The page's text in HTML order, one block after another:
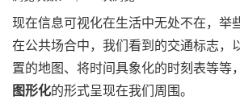
现在信息可视化在生活中无处不在，举
在公共场合中，我们看到的交通标志，
置的地图、将时间具象化的时刻表等等
图形化的形式呈现在我们周围。